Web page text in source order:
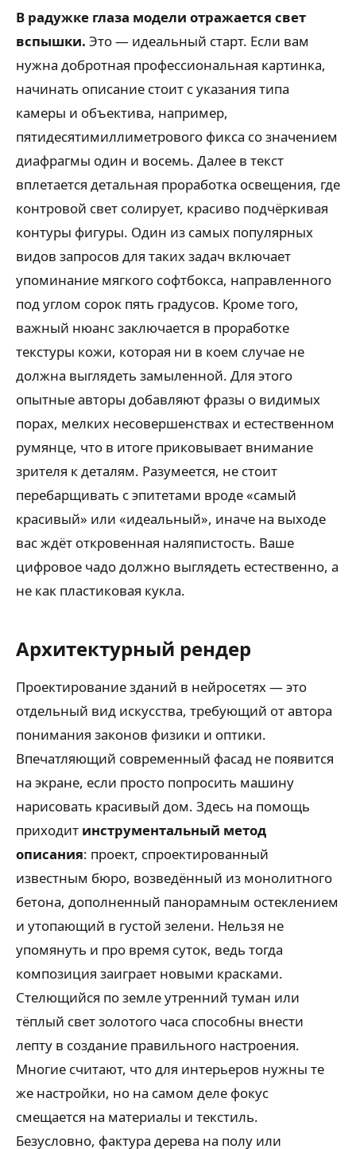
В радужке глаза модели отражается свет
вспышки. Это — идеальный старт. Если вам
нужна добротная профессиональная картинка,
начинать описание стоит с указания типа
камеры и объектива, например,
пятидесятимиллиметрового фикса со значением
диафрагмы один и восемь. Далее в текст
вплетается детальная проработка освещения, где
контровой свет солирует, красиво подчёркивая
контуры фигуры. Один из самых популярных
видов запросов для таких задач включает
упоминание мягкого софтбокса, направленного
под углом сорок пять градусов. Кроме того,
важный нюанс заключается в проработке
текстуры кожи, которая ни в коем случае не
должна выглядеть замыленной. Для этого
опытные авторы добавляют фразы о видимых
порах, мелких несовершенствах и естественном
румянце, что в итоге приковывает внимание
зрителя к деталям. Разумеется, не стоит
перебарщивать с эпитетами вроде «самый
красивый» или «идеальный», иначе на выходе
вас ждёт откровенная наляпистость. Ваше
цифровое чадо должно выглядеть естественно, а
не как пластиковая кукла.
Архитектурный рендер
Проектирование зданий в нейросетях — это
отдельный вид искусства, требующий от автора
понимания законов физики и оптики.
Впечатляющий современный фасад не появится
на экране, если просто попросить машину
нарисовать красивый дом. Здесь на помощь
приходит инструментальный метод
описания: проект, спроектированный
известным бюро, возведённый из монолитного
бетона, дополненный панорамным остеклением
и утопающий в густой зелени. Нельзя не
упомянуть и про время суток, ведь тогда
композиция заиграет новыми красками.
Стелющийся по земле утренний туман или
тёплый свет золотого часа способны внести
лепту в создание правильного настроения.
Многие считают, что для интерьеров нужны те
же настройки, но на самом деле фокус
смещается на материалы и текстиль.
Безусловно, фактура дерева на полу или